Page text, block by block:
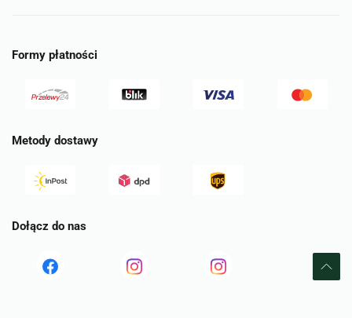
Formy płatności
Metody dostawy
Dołącz do nas